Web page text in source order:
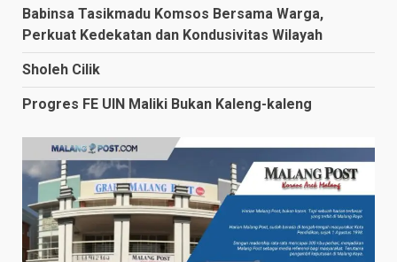
Babinsa Tasikmadu Komsos Bersama Warga,
Perkuat Kedekatan dan Kondusivitas Wilayah
Sholeh Cilik
Progres FE UIN Maliki Bukan Kaleng-kaleng